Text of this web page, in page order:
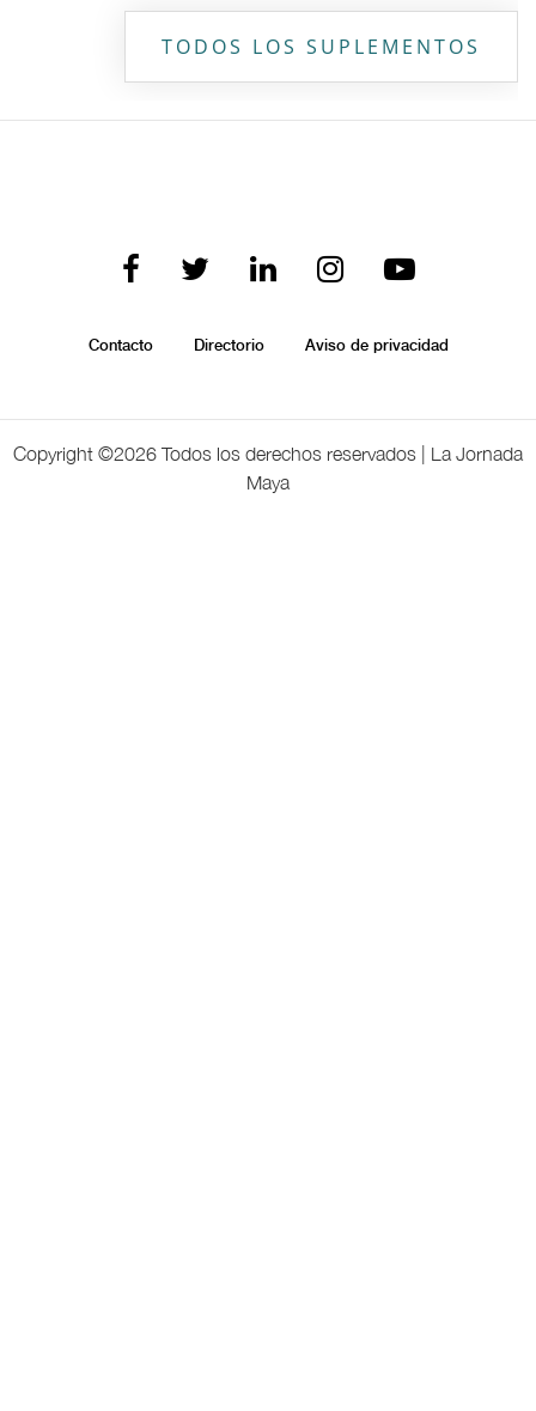
TODOS LOS SUPLEMENTOS
Contacto Directorio Aviso de privacidad
Copyright ©2026 Todos los derechos reservados | La Jornada
Maya